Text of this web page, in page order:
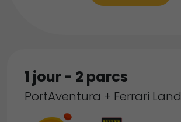
1 jour - 2 parcs
PortAventura + Ferrari Land